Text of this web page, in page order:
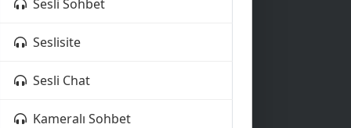
Sesli Sohbet
Seslisite
Sesli Chat
Kameralı Sohbet